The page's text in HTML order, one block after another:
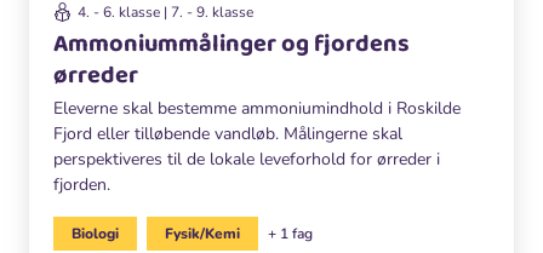
4. - 6. klasse | 7. - 9. klasse
Ammoniummålinger og fjordens
ørreder
Eleverne skal bestemme ammoniumindhold i Roskilde
Fjord eller tilløbende vandløb. Målingerne skal
perspektiveres til de lokale leveforhold for ørreder i
fjorden.
Biologi Fysik/Kemi + 1 fag